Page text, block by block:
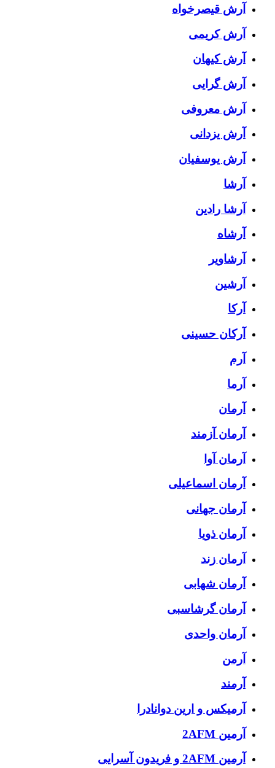
آرش قیصرخواه
آرش کریمی
آرش کیهان
آرش گرایی
آرش معروفی
آرش یزدانی
آرش یوسفیان
آرشا
آرشا رادین
آرشاه
آرشاویر
آرشین
آرکا
آرکان حسینی
آرم
آرما
آرمان
آرمان آزمند
آرمان آوا
آرمان اسماعیلی
آرمان جهانی
آرمان ذویا
آرمان زند
آرمان شهابی
آرمان گرشاسبی
آرمان واحدی
آرمن
آرمند
آرمیکس و ارین دوانادرا
آرمین 2AFM
آرمین 2AFM و فریدون آسرایی